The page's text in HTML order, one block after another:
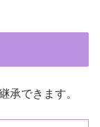
承できます。